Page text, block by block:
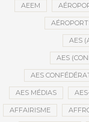
AEEM
AES
AES
AES
AES MÉDIAS
AFFAIRISME